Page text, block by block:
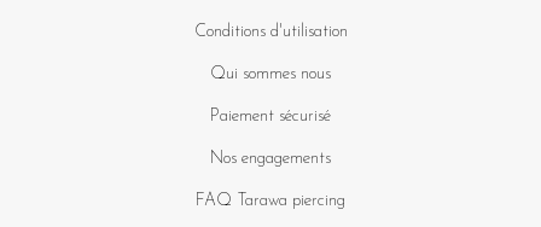
Conditions d'utilisation
Qui sommes nous
Paiement sécurisé
Nos engagements
FAQ Tarawa piercing